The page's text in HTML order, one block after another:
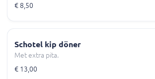
€ 8,50
Schotel kip döner
Met extra pita.
€ 13,00